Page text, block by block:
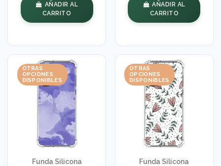
AÑADIR AL
CARRITO
AÑADIR AL
CARRITO
OTRAS
OPCIONES
DISPONIBLES
Funda Silicona
OTRAS
OPCIONES
DISPONIBLES
Funda Silicona